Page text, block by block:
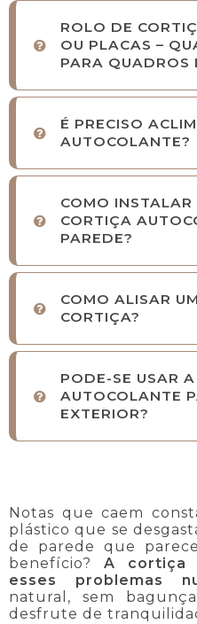
ROLO DE
OU PLACAS –
PARA QUADROS
É PRECISO
AUTOCOLANTE?
COMO
CORTIÇA
PAREDE?
COMO ALISAR
CORTIÇA?
PODE-SE USAR
AUTOCOLANTE
EXTERIOR?
Notas que caem
plástico que se
de parede que
benefício? A cortiça
esses problemas
natural, sem
desfrute de